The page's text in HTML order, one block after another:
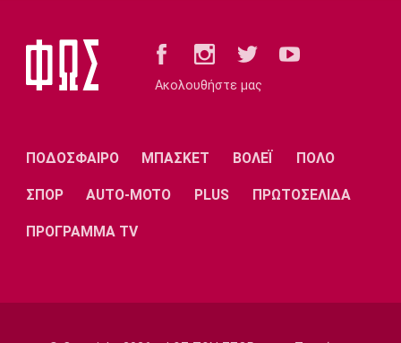
Μίλαν Μπάγερν
Μπορούσια
Παρί Σεν
Μαρσέιγ
Ακολουθήστε μας
ΠΟΔΟΣΦΑΙΡΟ ΜΠΑΣΚΕΤ ΒΟΛΕΪ ΠΟΛΟ
ΣΠΟΡ AUTO-MOTO PLUS ΠΡΩΤΟΣΕΛΙΔΑ
ΠΡΟΓΡΑΜΜΑ TV